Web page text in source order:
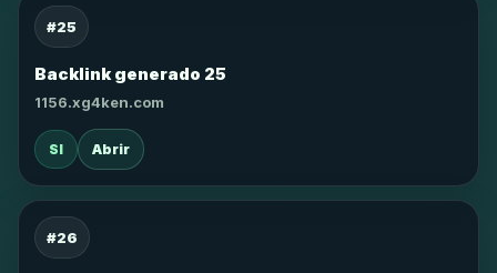
#25
Backlink generado 25
1156.xg4ken.com
SI Abrir
#26